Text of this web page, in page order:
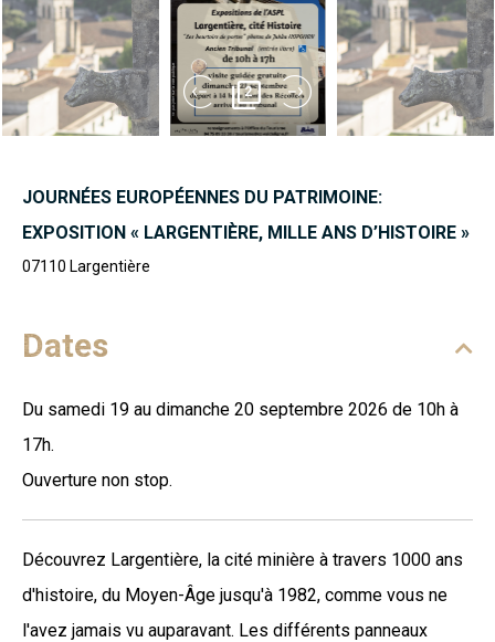
2
JOURNÉES EUROPÉENNES DU PATRIMOINE:
EXPOSITION « LARGENTIÈRE, MILLE ANS D’HISTOIRE »
07110 Largentière
Dates
Du samedi 19 au dimanche 20 septembre 2026 de 10h à
17h.
Ouverture non stop.
Découvrez Largentière, la cité minière à travers 1000 ans
d'histoire, du Moyen-Âge jusqu'à 1982, comme vous ne
l'avez jamais vu auparavant. Les différents panneaux